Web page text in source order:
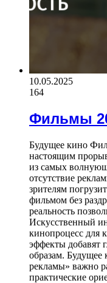
10.05.2025
164
Фильмы
Будущее кино
настоящим
из самых
отсутствие
зрителям
фильмом без
реальность
Искусственный
кинопроцесс для
эффекты добавят
образам.
рекламы» важно
практические